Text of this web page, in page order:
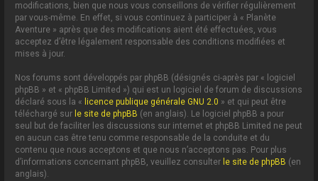
modifications, bien que nous vous conseillons de vérifier régulièrement
par vous-même. En effet, si vous continuez à participer à « Planète
Aventure » après que des modifications aient été effectuées, vous
acceptez d’être légalement responsable des conditions modifiées et
mises à jour.
Nos forums sont développés par phpBB (désignés ci-après par « logiciel
phpBB » et « phpBB Limited ») qui est un logiciel de forum de discussions
déclaré sous la « licence publique générale GNU 2.0 » et qui peut être
téléchargé sur le site de phpBB (en anglais). Le logiciel phpBB a pour
seul but de faciliter les discussions sur internet et phpBB Limited ne peut
en aucun cas être tenu comme responsable de la conduite et du
contenu que nous acceptons et que nous n’acceptons pas. Pour plus
d’informations concernant phpBB, veuillez consulter le site de phpBB (en
anglais).